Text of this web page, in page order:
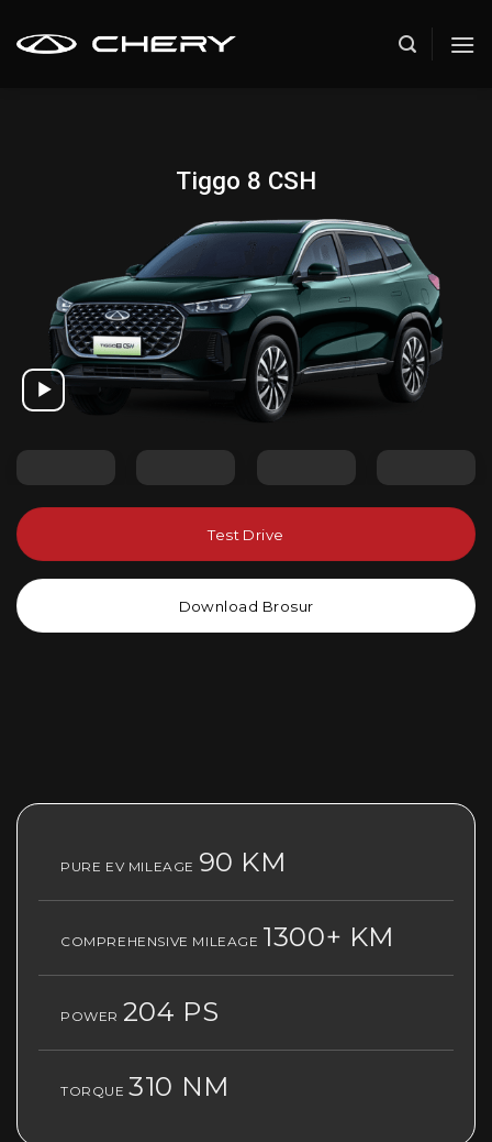
to
Tiggo 8 CSH
Test Drive
Download Brosur
PURE EV MILEAGE 90 KM
COMPREHENSIVE MILEAGE 1300+ KM
POWER 204 PS
TORQUE310 NM